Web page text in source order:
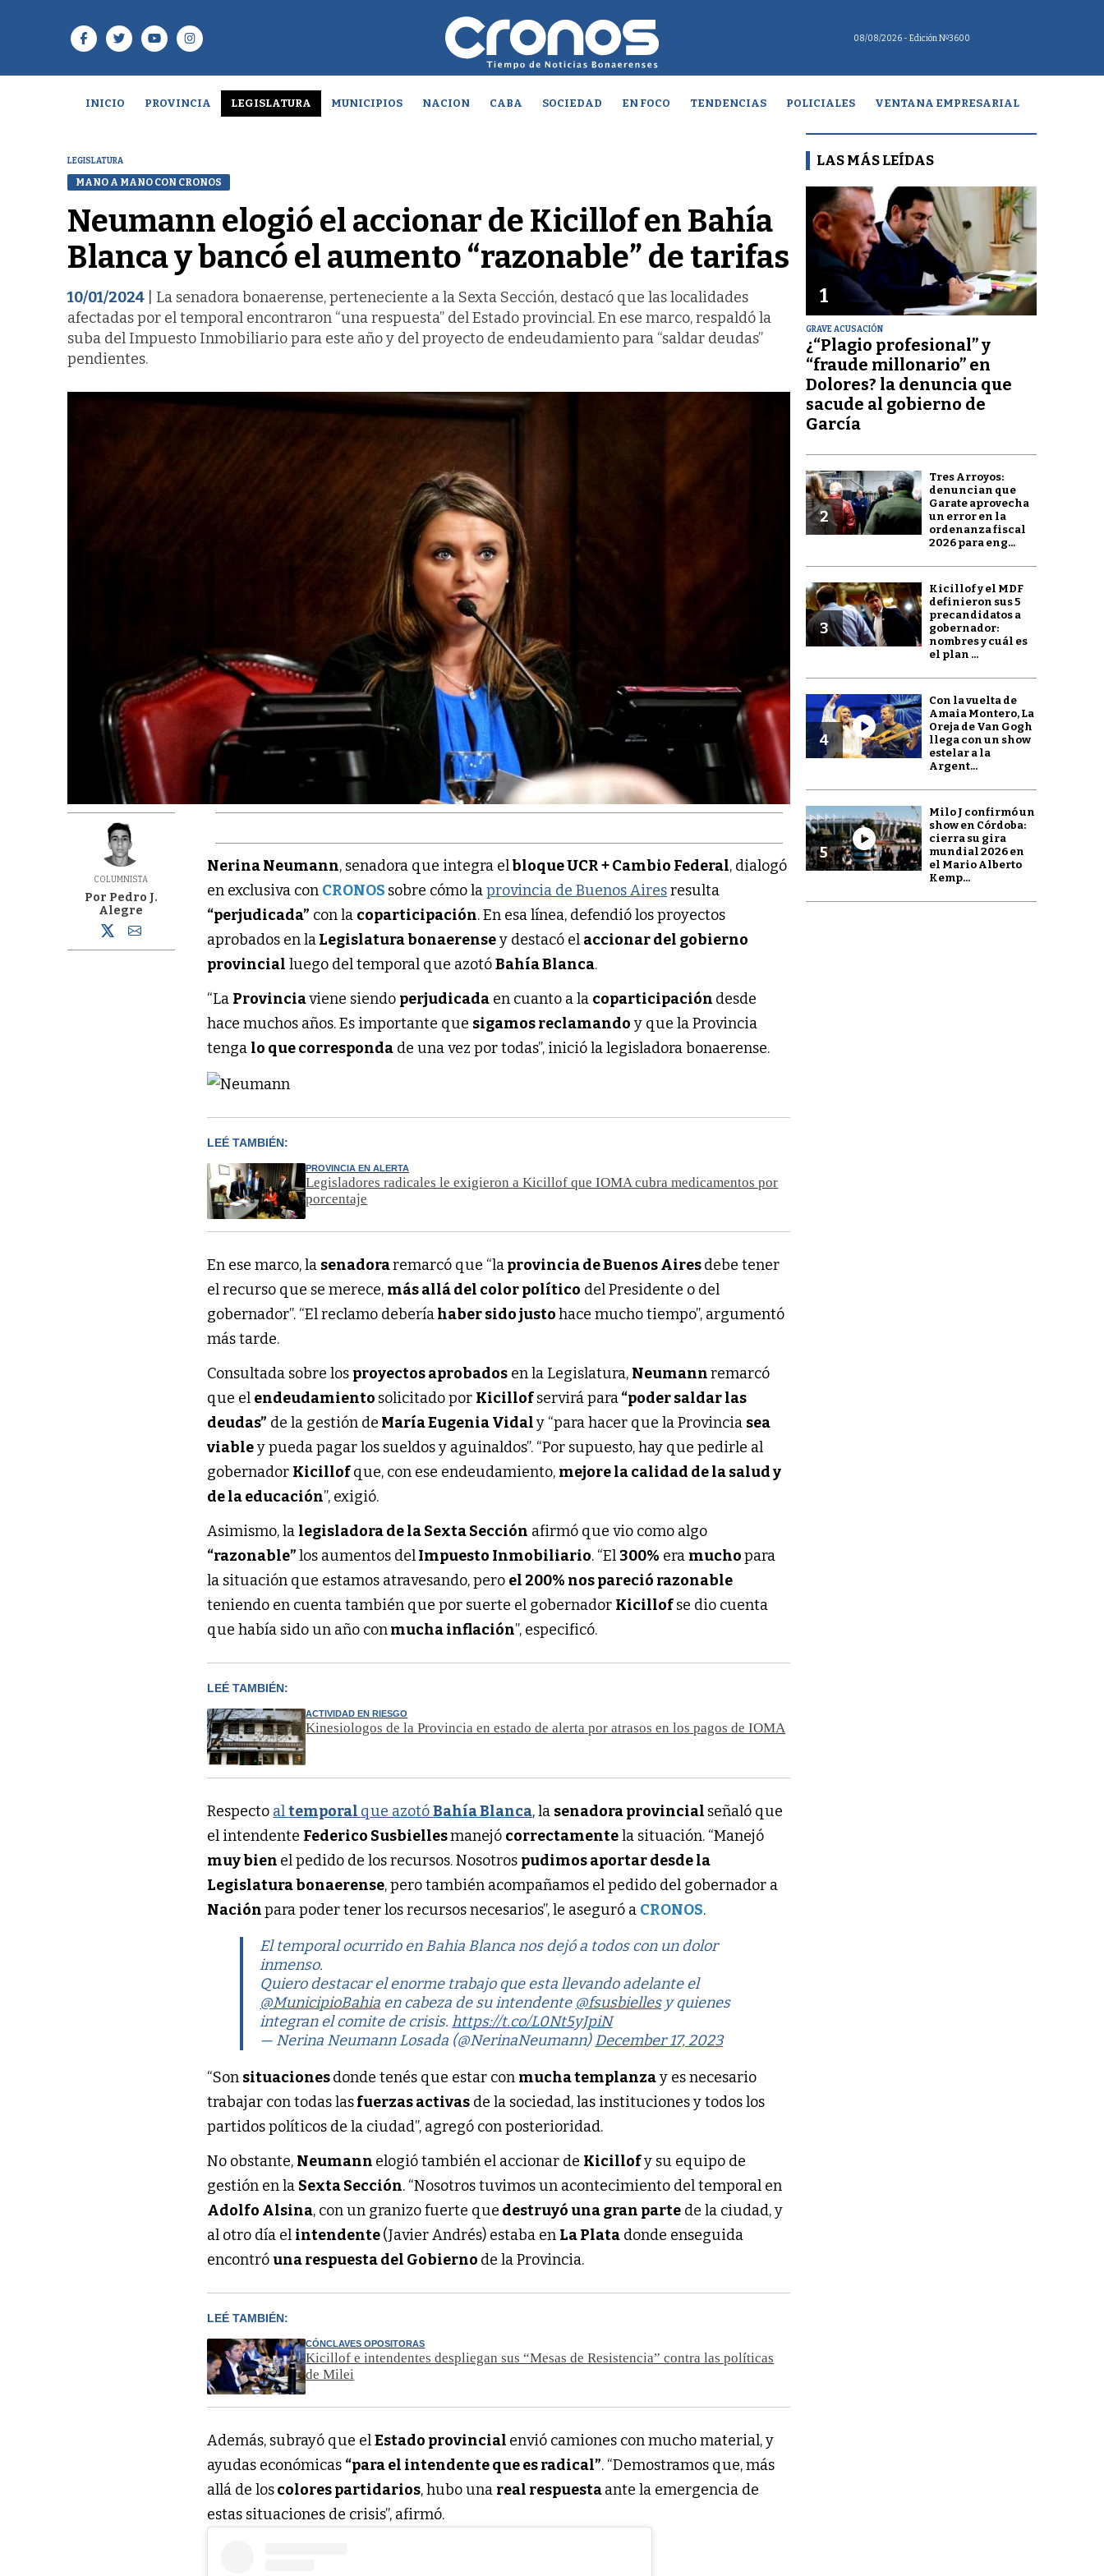
08/08/2026 - Edición Nº3600
INICIO PROVINCIA LEGISLATURA MUNICIPIOS NACION CABA SOCIEDAD EN FOCO TENDENCIAS POLICIALES VENTANA EMPRESARIAL
LEGISLATURA
MANO A MANO CON CRONOS
Neumann elogió el accionar de Kicillof en Bahía
Blanca y bancó el aumento “razonable” de tarifas
10/01/2024 | La senadora bonaerense, perteneciente a la Sexta Sección, destacó que las localidades
afectadas por el temporal encontraron “una respuesta” del Estado provincial. En ese marco, respaldó la
suba del Impuesto Inmobiliario para este año y del proyecto de endeudamiento para “saldar deudas”
pendientes.
COLUMNISTA
Por Pedro J.
Alegre
Nerina Neumann, senadora que integra elbloque UCR + Cambio Federal, dialogó
en exclusiva con CRONOS sobre cómo laprovincia de Buenos Airesresulta
“perjudicada” con la coparticipación. En esa línea, defendió los proyectos
aprobados en laLegislatura bonaerensey destacó el accionar del gobierno
provincial luego del temporal que azotóBahía Blanca.
“La Provinciaviene siendo perjudicada en cuanto a la coparticipación desde
hace muchos años. Es importante que sigamos reclamando y que la Provincia
tenga lo que corresponda de una vez por todas”, inició la legisladora bonaerense.
LEÉ TAMBIÉN:
PROVINCIA EN ALERTA
Legisladores radicales le exigieron a Kicillof que IOMA cubra medicamentos por
porcentaje
En ese marco, la senadoraremarcó que “laprovincia de Buenos Airesdebe tener
el recurso que se merece, más allá del color político del Presidente o del
gobernador”. “El reclamo deberíahaber sido justohace mucho tiempo”, argumentó
más tarde.
Consultada sobre los proyectos aprobados en la Legislatura, Neumannremarcó
que el endeudamiento solicitado por Kicillofservirá para“poder saldar las
deudas” de la gestión de María Eugenia Vidaly “para hacer que la Provincia sea
viabley pueda pagar los sueldos y aguinaldos”. “Por supuesto, hay que pedirle al
gobernador Kicillofque, con ese endeudamiento, mejore la calidad de la salud y
de la educación”, exigió.
Asimismo, la legisladora de la Sexta Sección afirmó que vio como algo
“razonable”los aumentos delImpuesto Inmobiliario. “El300% era muchopara
la situación que estamos atravesando, pero el 200% nos pareció razonable
teniendo en cuenta también que por suerte el gobernador Kicillofse dio cuenta
que había sido un año conmucha inflación”, especificó.
LEÉ TAMBIÉN:
ACTIVIDAD EN RIESGO
Kinesiologos de la Provincia en estado de alerta por atrasos en los pagos de IOMA
Respecto altemporal que azotóBahía Blanca, la senadora provincial señaló que
el intendente Federico Susbiellesmanejó correctamentela situación. “Manejó
muy bien el pedido de los recursos. Nosotros pudimos aportar desde la
Legislatura bonaerense, pero también acompañamos el pedido del gobernador a
Naciónpara poder tener los recursos necesarios”, le aseguró a CRONOS.
El temporal ocurrido en Bahia Blanca nos dejó a todos con un dolor
inmenso.
Quiero destacar el enorme trabajo que esta llevando adelante el
@MunicipioBahia en cabeza de su intendente @fsusbiellesy quienes
integran el comite de crisis.https://t.co/L0Nt5yJpiN
— Nerina Neumann Losada (@NerinaNeumann)December 17, 2023
“Son situacionesdonde tenés que estar con mucha templanzay es necesario
trabajar con todas lasfuerzas activas de la sociedad, las instituciones y todos los
partidos políticos de la ciudad”, agregó con posterioridad.
No obstante, Neumann elogió también el accionar de Kicillofy su equipo de
gestión en la Sexta Sección. “Nosotros tuvimos un acontecimiento del temporal en
Adolfo Alsina, con un granizo fuerte que destruyó una gran parte de la ciudad, y
al otro día el intendente(Javier Andrés) estaba en La Plata donde enseguida
encontróuna respuesta del Gobierno de la Provincia.
LEÉ TAMBIÉN:
CÓNCLAVES OPOSITORAS
Kicillof e intendentes despliegan sus “Mesas de Resistencia” contra las políticas
de Milei
Además, subrayó que elEstado provincial envió camiones con mucho material, y
ayudas económicas “para el intendente que es radical”. “Demostramos que, más
allá de loscolores partidarios, hubo una real respuestaante la emergencia de
estas situaciones de crisis”, afirmó.
LAS MÁS LEÍDAS
1
GRAVE ACUSACIÓN
¿“Plagio profesional” y
“fraude millonario” en
Dolores? la denuncia que
sacude al gobierno de
García
2
Tres Arroyos:
denuncian que
Garate aprovecha
un error en la
ordenanza fiscal
2026 para eng...
3
Kicillof y el MDF
definieron sus 5
precandidatos a
gobernador:
nombres y cuál es
el plan ...
4
Con la vuelta de
Amaia Montero, La
Oreja de Van Gogh
llega con un show
estelar a la
Argent...
5
Milo J confirmó un
show en Córdoba:
cierra su gira
mundial 2026 en
el Mario Alberto
Kemp...